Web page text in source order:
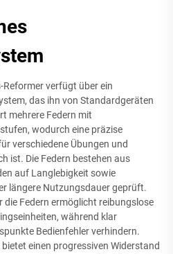
Reformer verfügt über ein
das ihn von Standardgeräten
mehrere Federn mit
wodurch eine präzise
verschiedene Übungen und
ist. Die Federn bestehen aus
auf Langlebigkeit sowie
längere Nutzungsdauer geprüft.
die Federn ermöglicht reibungslose
während klar
Bedienfehler verhindern.
einen progressiven Widerstand